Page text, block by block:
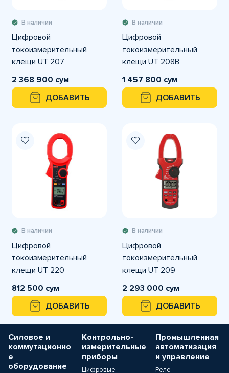
В наличии
Цифровой
токоизмерительный
клещи UT 207
2 368 900 сум
ДОБАВИТЬ
В наличии
Цифровой
токоизмерительный
клещи UT 208B
1 457 800 сум
ДОБАВИТЬ
В наличии
Цифровой
токоизмерительный
клещи UT 220
812 500 сум
ДОБАВИТЬ
В наличии
Цифровой
токоизмерительный
клещи UT 209
2 293 000 сум
ДОБАВИТЬ
Силовое и
коммутационно
е
оборудование
Контрольно-
измерительные
приборы
Цифровые
Промышленная
автоматизация
и управление
Реле